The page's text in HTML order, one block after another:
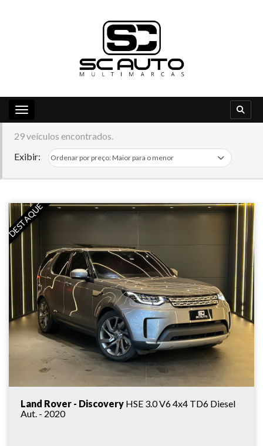
Toggle navigation
29 veículos encontrados.
Exibir:
DESTAQUE
Land Rover - Discovery HSE 3.0 V6 4x4 TD6 Diesel
Aut. - 2020